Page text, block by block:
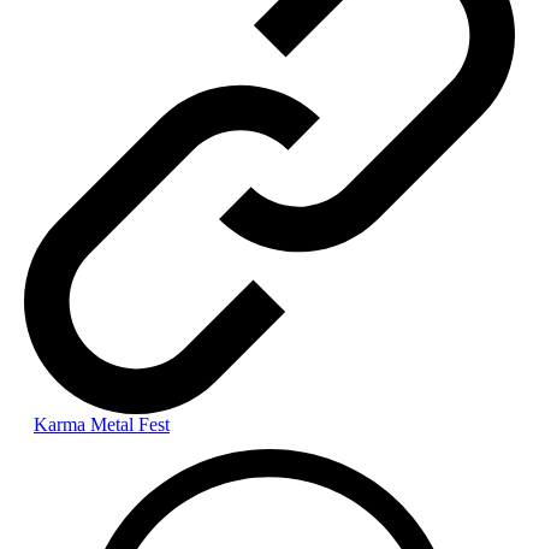
Karma Metal Fest